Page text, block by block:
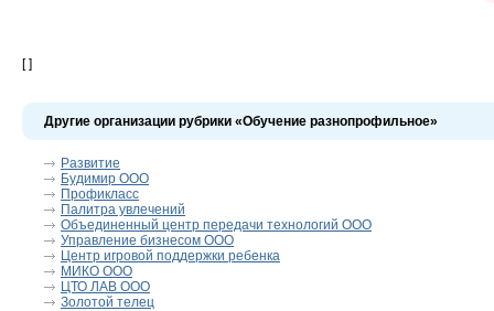
[ ]
Другие организации рубрики «Обучение разнопрофильное»
Развитие
Будимир ООО
Профикласс
Палитра увлечений
Объединенный центр передачи технологий ООО
Управление бизнесом ООО
Центр игровой поддержки ребенка
МИКО ООО
ЦТО ЛАВ ООО
Золотой телец